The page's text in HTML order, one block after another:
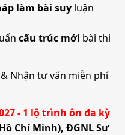
làm bài suy luận
cấu trúc mới bài thi
Nhận tư vấn miễn phí
- 1 lộ trình ôn đa kỳ
Chí Minh), ĐGNL Sư